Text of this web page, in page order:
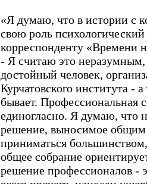
«Я думаю, что в истории с
свою роль
корреспонденту «Времени
- Я считаю это
достойный человек,
Курчатовского института -
бывает. Профессиональная
единогласно. Я думаю, что
решение, выносимое
приниматься
общее собрание
решение профессионалов -